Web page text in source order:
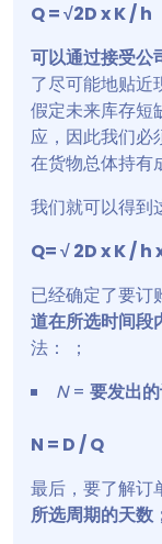
Q = √2D x K / h
可以通过接受公
了尽可能地贴近
假定未来库存短
应，因此我们必
在货物总体持有
我们就可以得到
Q= √ 2D x K / h
已经确定了要订
道在所选时间段
法： ；
N= 要发出
N = D / Q
最后，要了解订
所选周期的天数